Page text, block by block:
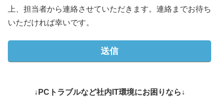
上、担当者から連絡させていただきます。連絡までお待ち
いただければ幸いです。
↓PCトラブルなど社内IT環境にお困りなら↓